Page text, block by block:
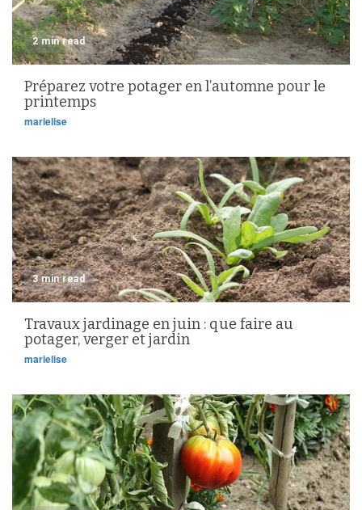
2 min read
Préparez votre potager en l’automne pour le
printemps
marielise
3 min read
Travaux jardinage en juin : que faire au
potager, verger et jardin
marielise